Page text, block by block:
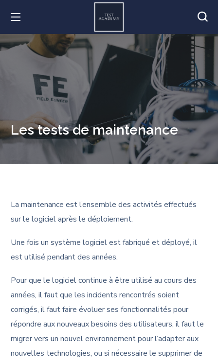
Les tests de maintenance
La maintenance est l’ensemble des activités effectués
sur le logiciel après le déploiement.
Une fois un système logiciel est fabriqué et déployé, il
est utilisé pendant des années.
Pour que le logiciel continue à être utilisé au cours des
années, il faut que les incidents rencontrés soient
corrigés, il faut faire évoluer ses fonctionnalités pour
répondre aux nouveaux besoins des utilisateurs, il faut le
migrer vers un nouvel environnement pour l’adapter aux
nouvelles technologies, ou si nécessaire le supprimer de